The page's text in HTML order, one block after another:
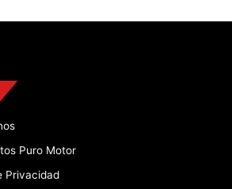
Puro Motor
Privacidad